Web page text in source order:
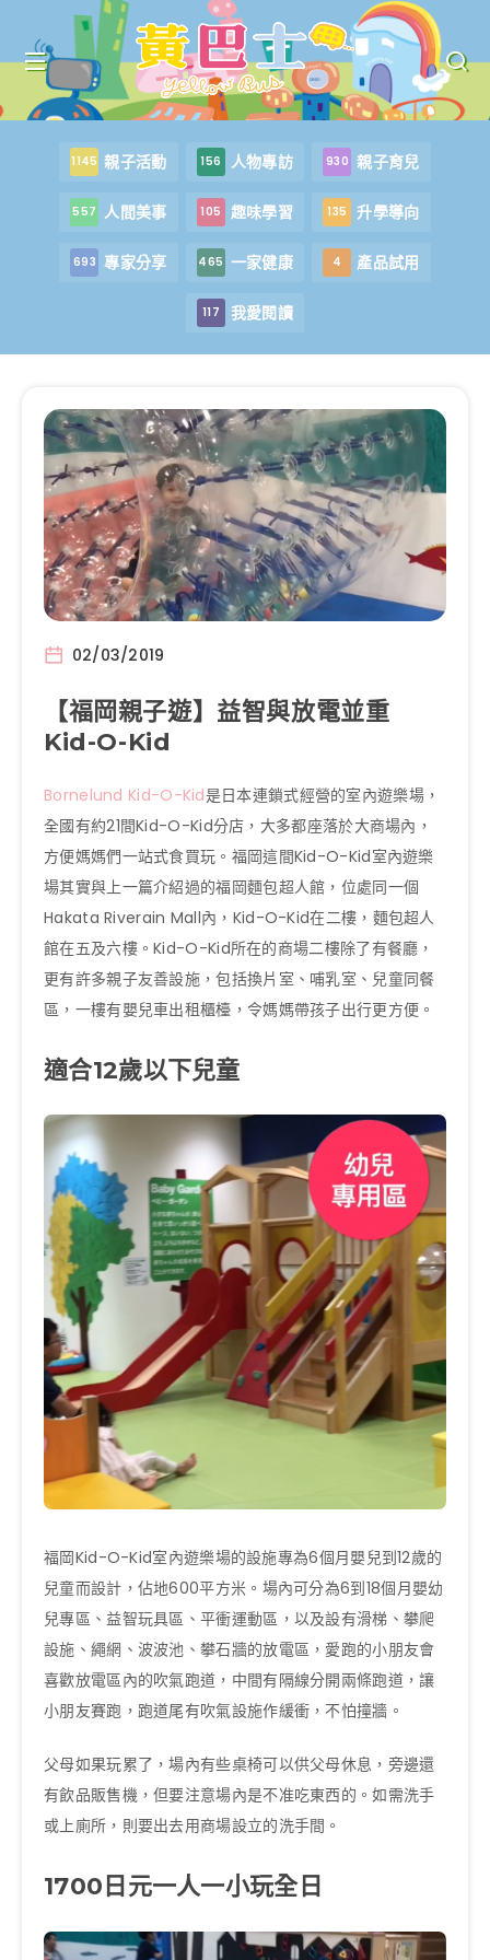
1145 親子活動 156 人物專訪 930 親子育兒
557 人間美事 105 趣味學習 135 升學導向
693 專家分享 465 一家健康 4 產品試用
117 我愛閱讀
02/03/2019
【福岡親子遊】益智與放電並重
Kid-O-Kid
Bornelund Kid-O-Kid是日本連鎖式經營的室內遊樂場，
全國有約21間Kid-O-Kid分店，大多都座落於大商場內，
方便媽媽們一站式食買玩。福岡這間Kid-O-Kid室內遊樂
場其實與上一篇介紹過的福岡麵包超人館，位處同一個
Hakata Riverain Mall內， Kid-O-Kid在二樓，麵包超人
館在五及六樓。Kid-O-Kid所在的商場二樓除了有餐廳，
更有許多親子友善設施，包括換片室、哺乳室、兒童同餐
區， 一樓有嬰兒車出租櫃檯，令媽媽帶孩子出行更方便。
適合12歲以下兒童
福岡Kid-O-Kid室內遊樂場的設施專為6個月嬰兒到12歲的
兒童而設計，佔地600平方米。場內可分為6到18個月嬰幼
兒專區、益智玩具區、平衝運動區，以及設有滑梯、攀爬
設施、繩網、 波波池、攀石牆的放電區， 愛跑的小朋友會
喜歡放電區內的吹氣跑道， 中間有隔線分開兩條跑道，讓
小朋友賽跑， 跑道尾有吹氣設施作緩衝，不怕撞牆。
父母如果玩累了，場內有些桌椅可以供父母休息， 旁邊還
有飲品販售機，但要注意場內是不准吃東西的。如需洗手
或上廁所，則要出去用商場設立的洗手間。
1700日元一人一小玩全日